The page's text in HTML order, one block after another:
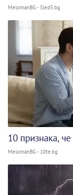
MelomanBG - Sled5.bg
10 признака,
MelomanBG - 10te.bg